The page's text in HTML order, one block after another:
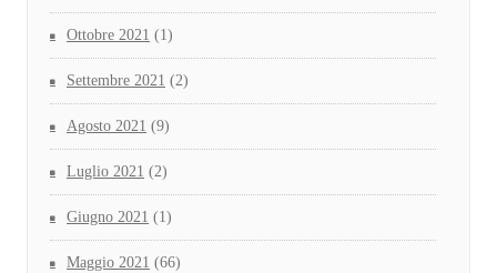
Ottobre 2021 (1)
Settembre 2021 (2)
Agosto 2021 (9)
Luglio 2021 (2)
Giugno 2021 (1)
Maggio 2021 (66)